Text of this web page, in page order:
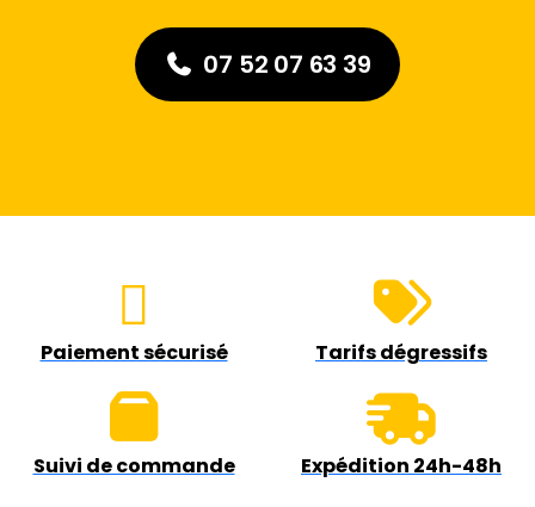
07 52 07 63 39
Paiement sécurisé Tarifs dégressifs
Suivi de commande Expédition 24h-48h